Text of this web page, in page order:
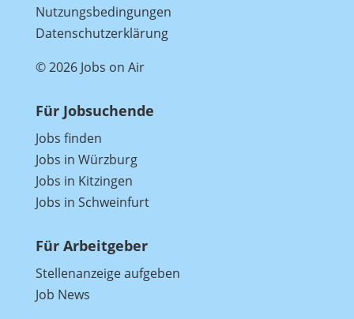
Nutzungsbedingungen
Datenschutzerklärung
© 2026 Jobs on Air
Für Jobsuchende
Jobs finden
Jobs in Würzburg
Jobs in Kitzingen
Jobs in Schweinfurt
Für Arbeitgeber
Stellenanzeige aufgeben
Job News